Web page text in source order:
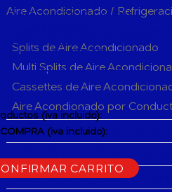
Aire Acondicionado /
Splits de Aire Acondicionado
Multi Splits de Aire
Cassettes de Aire
Aire Acondionado por
Herramientas y accesorios de
Sistemas de Regulación de
PRODUCTOS EN SU
1 PRODUCTO
EN SU CARRITO.
(iva incluido):
(iva incluido):
CARRITO